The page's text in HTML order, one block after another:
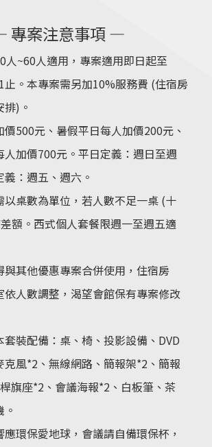
專案注意事項 —
人~60人適用，專案適用即日起至
止。本專案需另加10%服務費 (住宿房
)。
500元、暑假平日每人加價200元、
人加價700元。平日定義：週日至週
：週五、週六。
以桌數為單位，若人數不足一桌 (十
額。西式個人套餐限週一至週五適
與其他優惠專案合併使用，住宿房
依人數調整，渴望會館保有專案修改
套裝配備：桌、椅、投影設備、DVD
克風*2、無線網路、簡報架*2、簡報
旗座*2、會議海報*2、白板筆、茶
環保愛地球，會議請自備環保杯，